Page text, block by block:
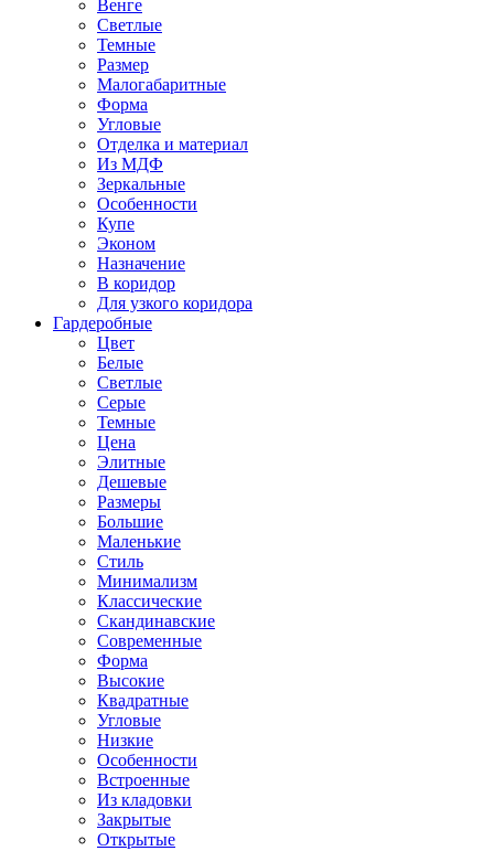
Венге
Светлые
Темные
Размер
Малогабаритные
Форма
Угловые
Отделка и материал
Из МДФ
Зеркальные
Особенности
Купе
Эконом
Назначение
В коридор
Для узкого коридора
Гардеробные
Цвет
Белые
Светлые
Серые
Темные
Цена
Элитные
Дешевые
Размеры
Большие
Маленькие
Стиль
Минимализм
Классические
Скандинавские
Современные
Форма
Высокие
Квадратные
Угловые
Низкие
Особенности
Встроенные
Из кладовки
Закрытые
Открытые